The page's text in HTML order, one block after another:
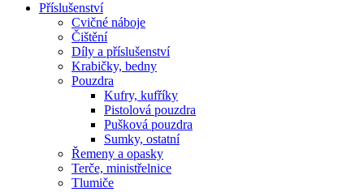
Příslušenství
Cvičné náboje
Čištění
Díly a příslušenství
Krabičky, bedny
Pouzdra
Kufry, kufříky
Pistolová pouzdra
Pušková pouzdra
Sumky, ostatní
Řemeny a opasky
Terče, ministřelnice
Tlumiče